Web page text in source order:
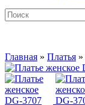
Главная » Платья »